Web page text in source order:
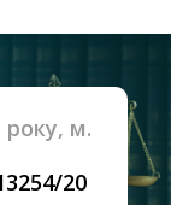
року, м.
20